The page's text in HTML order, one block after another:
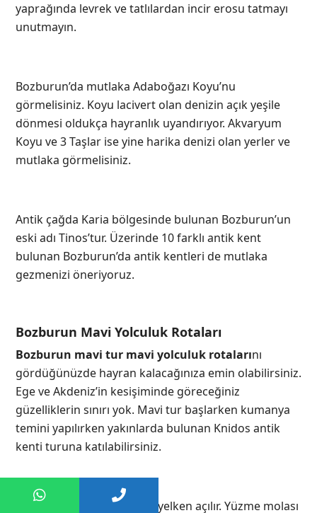
yaprağında levrek ve tatlılardan incir erosu tatmayı
unutmayın.
Bozburun’da mutlaka Adaboğazı Koyu’nu
görmelisiniz. Koyu lacivert olan denizin açık yeşile
dönmesi oldukça hayranlık uyandırıyor. Akvaryum
Koyu ve 3 Taşlar ise yine harika denizi olan yerler ve
mutlaka görmelisiniz.
Antik çağda Karia bölgesinde bulunan Bozburun’un
eski adı Tinos’tur. Üzerinde 10 farklı antik kent
bulunan Bozburun’da antik kentleri de mutlaka
gezmenizi öneriyoruz.
Bozburun Mavi Yolculuk Rotaları
Bozburun mavi tur mavi yolculuk rotalarını
gördüğünüzde hayran kalacağınıza emin olabilirsiniz.
Ege ve Akdeniz’in kesişiminde göreceğiniz
güzelliklerin sınırı yok. Mavi tur başlarken kumanya
temini yapılırken yakınlarda bulunan Knidos antik
kenti turuna katılabilirsiniz.
Daha sonra Aktur’a doğru yelken açılır. Yüzme molası